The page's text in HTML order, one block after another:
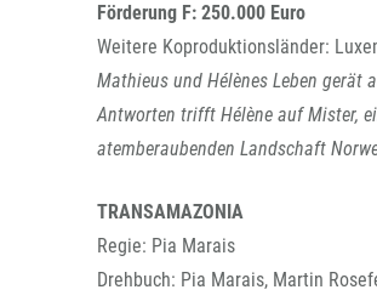
Förderung F: 250.000 Euro
Weitere Koproduktionsländer:
Mathieus und Hélènes Leben gerät
Antworten trifft Hélène auf Mister,
atemberaubenden Landschaft
TRANSAMAZONIA
Regie: Pia Marais
Drehbuch: Pia Marais, Martin